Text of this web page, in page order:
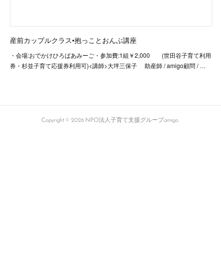
産前カップルクラス•抱っことおんぶ講座
・会場:おでかけひろばあみーご・参加費:1組￥2,000 (世田谷子育て利用
券・杉並子育て応援券利用可)<講師>大坪三保子 助産師 / amigo顧問 / …
Copyright © 2026 NPO法人子育て支援グループamigo.